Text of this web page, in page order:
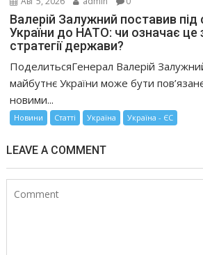
Валерій Залужний поставив під
України до НАТО: чи означає це
стратегії держави?
ПоделитьсяГенерал Валерій
майбутнє України може бути
новими...
Новини Статті Україна Україна - ЄС
LEAVE A COMMENT